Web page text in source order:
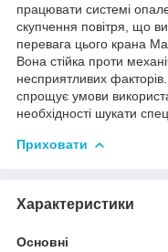
працювати системі
скупчення повітря, що
перевага цього крана
Вона стійка проти
несприятливих
спрощує умови
необхідності шукати
Приховати
Характеристики
Основні